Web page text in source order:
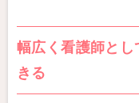
幅広く看護師と
きる